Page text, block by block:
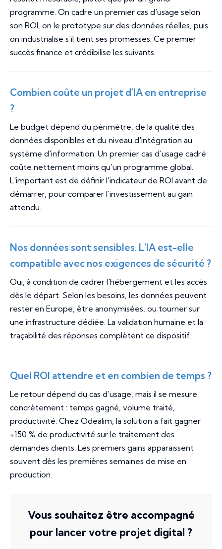
programme. On cadre un premier cas d'usage selon
son ROI, on le prototype sur des données réelles, puis
on industrialise s'il tient ses promesses. Ce premier
succès finance et crédibilise les suivants.
Combien coûte un projet d'IA en entreprise
?
Le budget dépend du périmètre, de la qualité des
données disponibles et du niveau d'intégration au
système d'information. Un premier cas d'usage cadré
coûte nettement moins qu'un programme global.
L'important est de définir l'indicateur de ROI avant de
démarrer, pour comparer l'investissement au gain
attendu.
Nos données sont sensibles. L'IA est-elle
compatible avec nos exigences de sécurité ?
Oui, à condition de cadrer l'hébergement et les accès
dès le départ. Selon les besoins, les données peuvent
rester en Europe, être anonymisées, ou tourner sur
une infrastructure dédiée. La validation humaine et la
traçabilité des réponses complètent ce dispositif.
Quel ROI attendre et en combien de temps ?
Le retour dépend du cas d'usage, mais il se mesure
concrètement : temps gagné, volume traité,
productivité. Chez Odealim, la solution a fait gagner
+150 % de productivité sur le traitement des
demandes clients. Les premiers gains apparaissent
souvent dès les premières semaines de mise en
production.
Vous souhaitez être accompagné
pour lancer votre projet digital ?